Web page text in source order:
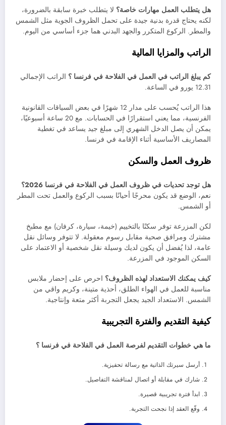
هل يتطلب العمل مهارات خاصة؟ لا يتطلب خبرة سابقة بالضرورة،
لكنه يحتاج قدرة بدنية جيدة على تحمل الظروف الجوية مثل الشمس
والمطر. الركوع المتكرر والجهد البدني هما جزء أساسي من اليوم.
الراتب والمزايا المالية
كم يبلغ الراتب في العمل في الفلاحة في فرنسا ؟ الراتب الإجمالي
12.31 يورو في الساعة.
هذا الراتب يُحسب على مدار 12 شهرًا في بعض السياقات القانونية
الفرنسية، مما يعني استقرارًا في الحسابات. مع 20 ساعة أسبوعيًا،
يمكن أن يصل الدخل الشهري إلى مبلغ جيد يساعد في تغطية
المصاريف الأساسية أثناء الإقامة في فرنسا.
ظروف العمل والسكن
هل توجد تحديات في ظروف العمل في الفلاحة في فرنسا 2026؟
نعم، الوضع قد يكون محرجًا أحيانًا بسبب الركوع والعمل تحت المطر
أو الشمس.
لكن المزرعة توفر سكنًا بالتخييم (خيمة، سيارة، كرفان) مع مطبخ
مشترك ومرافق صحية مقابل رسوم معقولة. لا تتوفر وسائل نقل
عامة، لذا يُفضل أن يكون لديك وسيلة نقل شخصية أو الاعتماد على
السكن الموجود في المزرعة.
كيف يمكنك الاستعداد لهذه الظروف؟ احرص على إحضار ملابس
مناسبة للعمل في الهواء الطلق، أحذية متينة، وكريم واقي من
الشمس. الاستعداد الجيد يجعل التجربة أكثر متعة وإنتاجية.
كيفية التقديم والفترة التجريبية
ما هي خطوات التقديم لفرصة العمل في الفلاحة في فرنسا ؟
أرسل سيرتك الذاتية مع رسالة تحفيزية.
شارك في مقابلة أو اتصال لمناقشة التفاصيل.
ابدأ فترة تجريبية قصيرة.
وقّع العقد إذا نجحت التجربة.